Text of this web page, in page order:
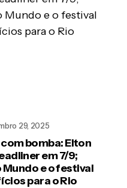
29, 2025
bomba: Elton
em 7/9;
e o festival
para o Rio